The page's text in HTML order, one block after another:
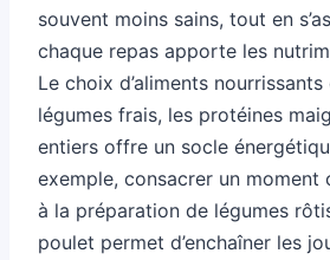
souvent moins sains, tout en
chaque repas apporte les
Le choix d’aliments
légumes frais, les protéines
entiers offre un socle
exemple, consacrer un moment
à la préparation de légumes
poulet permet d’enchaîner les